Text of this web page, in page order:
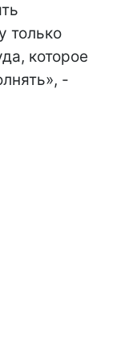
только
которое
-